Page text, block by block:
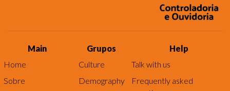
Main
Home
Sobre
Grupos
Culture
Demography
Help
Talk with us
Frequently asked